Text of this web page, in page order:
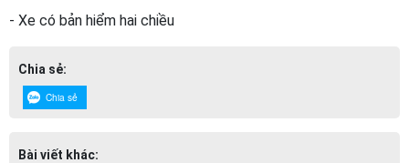
- Xe có bản hiểm hai chiều
Chia sẻ:
Chia sẻ
Bài viết khác: